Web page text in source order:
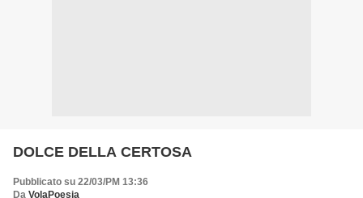
DOLCE DELLA CERTOSA
Pubblicato su 22/03/PM 13:36
Da VolaPoesia